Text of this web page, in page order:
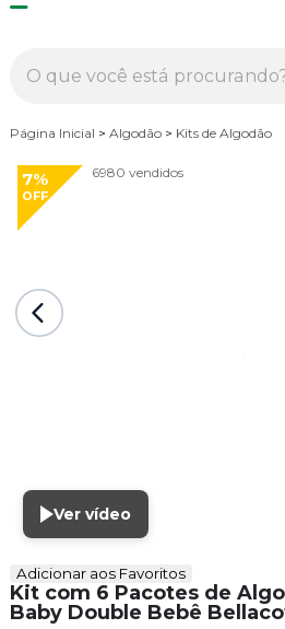
Página Inicial > Algodão > Kits de Algodão
7%
OFF
6980 vendidos
Ver vídeo
Adicionar aos Favoritos
Kit com 6 Pacotes de
Baby Double Bebê